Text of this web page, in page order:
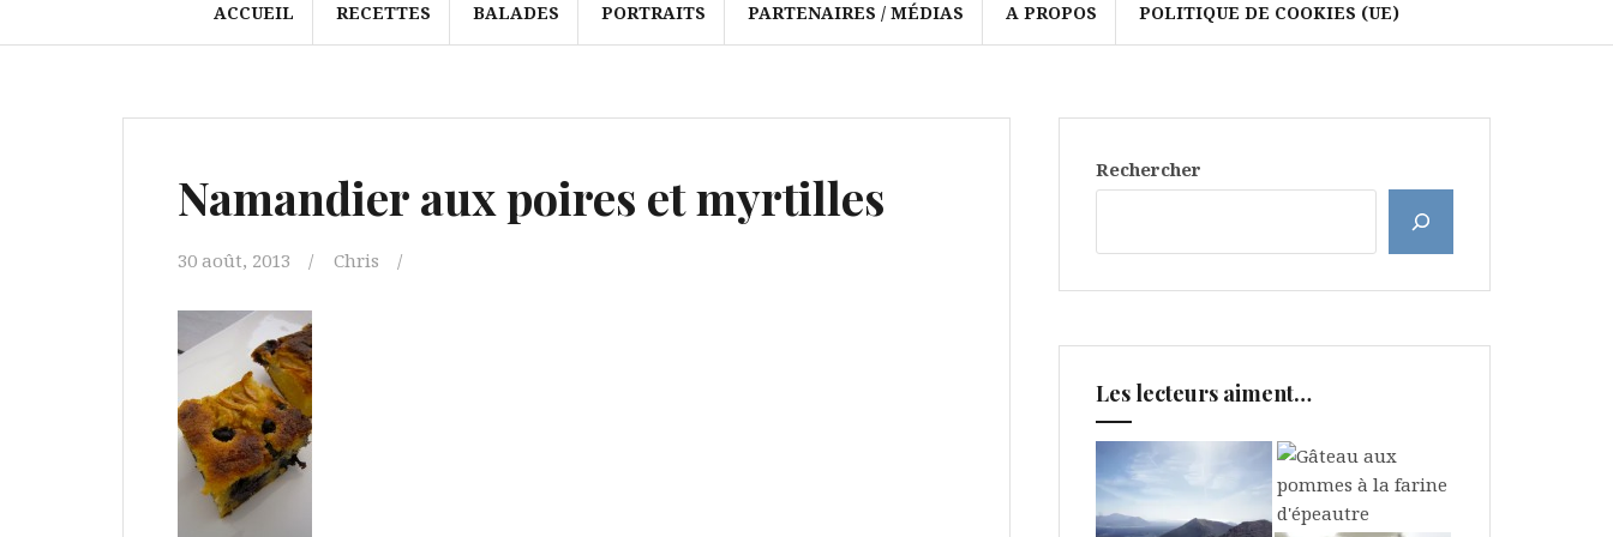
ACCUEIL RECETTES BALADES PORTRAITS PARTENAIRES / MÉDIAS A PROPOS POLITIQUE DE COOKIES (UE)
Namandier aux poires et myrtilles
30 août, 2013 Chris
Rechercher
Les lecteurs aiment…